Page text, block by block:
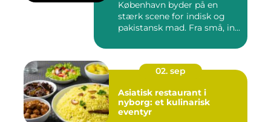
København byder på en
stærk scene for indisk og
pakistansk mad. Fra små, in...
02. sep
Asiatisk restaurant i
nyborg: et kulinarisk
eventyr